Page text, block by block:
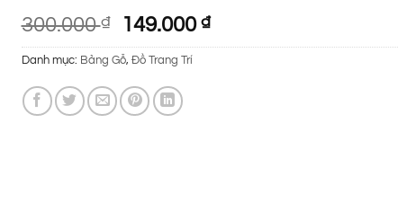
300.000₫
Giá
gốc
là:
300.000 ₫.
149.000 ₫Giá
hiện
Danh mục: Bảng Gỗ, Đồ Trang Trí